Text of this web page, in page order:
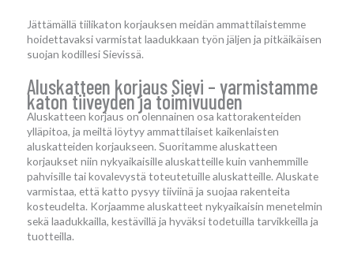
Jättämällä tiilikaton korjauksen meidän ammattilaistemme
hoidettavaksi varmistat laadukkaan työn jäljen ja pitkäikäisen
suojan kodillesi Sievissä.
Aluskatteen korjaus Sievi – varmistamme
katon tiiveyden ja toimivuuden
Aluskatteen korjaus on olennainen osa kattorakenteiden
ylläpitoa, ja meiltä löytyy ammattilaiset kaikenlaisten
aluskatteiden korjaukseen. Suoritamme aluskatteen
korjaukset niin nykyaikaisille aluskatteille kuin vanhemmille
pahvisille tai kovalevystä toteutetuille aluskatteille. Aluskate
varmistaa, että katto pysyy tiiviinä ja suojaa rakenteita
kosteudelta. Korjaamme aluskatteet nykyaikaisin menetelmin
sekä laadukkailla, kestävillä ja hyväksi todetuilla tarvikkeilla ja
tuotteilla.